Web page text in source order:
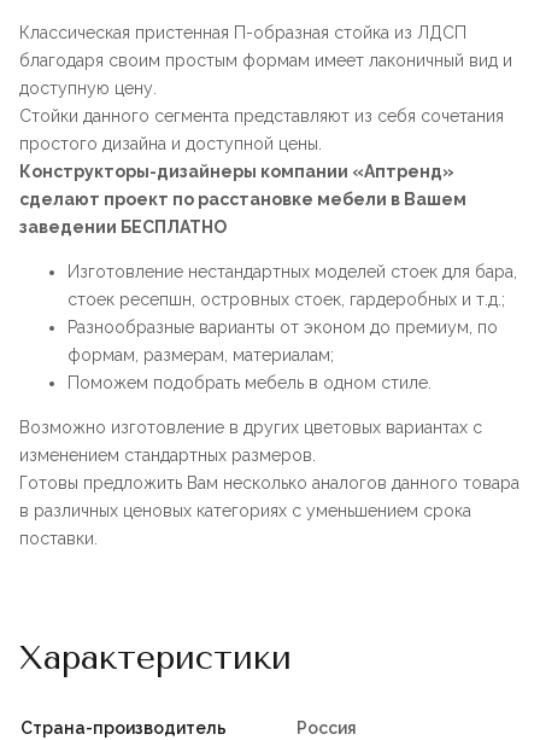
Классическая пристенная П-образная стойка из ЛДСП
благодаря своим простым формам имеет лаконичный вид и
доступную цену.
Стойки данного сегмента представляют из себя сочетания
простого дизайна и доступной цены.
Конструкторы-дизайнеры компании «Аптренд»
сделают проект по расстановке мебели в Вашем
заведении БЕСПЛАТНО
Изготовление нестандартных моделей стоек для бара,
стоек ресепшн, островных стоек, гардеробных и т.д.;
Разнообразные варианты от эконом до премиум, по
формам, размерам, материалам;
Поможем подобрать мебель в одном стиле.
Возможно изготовление в других цветовых вариантах с
изменением стандартных размеров.
Готовы предложить Вам несколько аналогов данного товара
в различных ценовых категориях с уменьшением срока
поставки.
Характеристики
Страна-производитель Россия